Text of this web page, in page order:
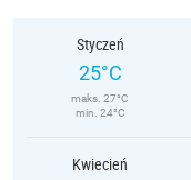
Styczeń
25°C
maks. 27°C
min. 24°C
Kwiecień